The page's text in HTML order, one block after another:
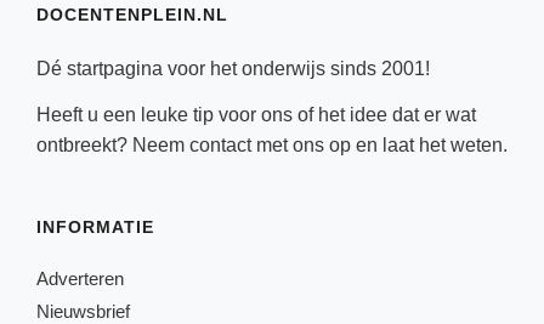
DOCENTENPLEIN.NL
Dé startpagina voor het onderwijs sinds 2001!
Heeft u een leuke tip voor ons of het idee dat er wat
ontbreekt? Neem contactmet ons op en laat het weten.
INFORMATIE
Adverteren
Nieuwsbrief